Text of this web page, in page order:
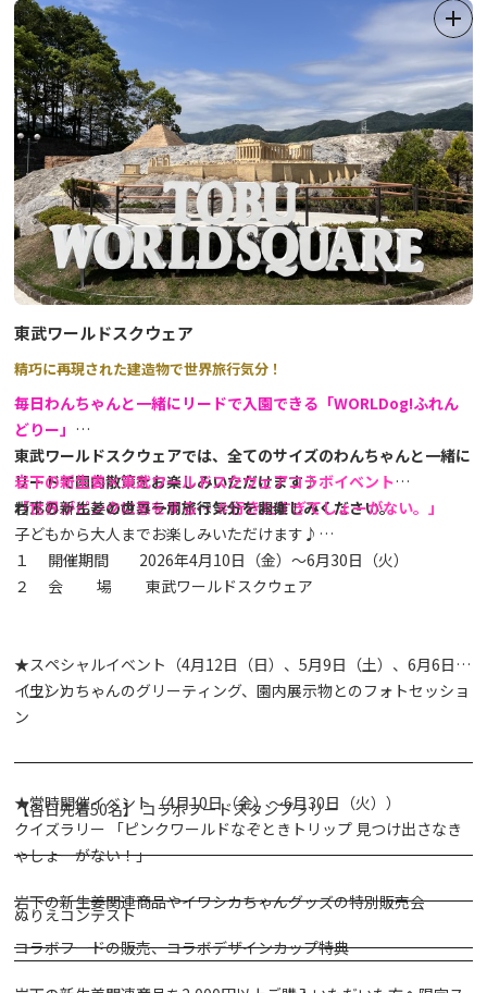
「勧善懲悪！ あっぱれ日光！SL大樹珍道中 ～EDO WONDER
TRAIN～」開催！
２０２６年２月２０日（金）～２３日（月・祝）の4日間→★
EDO WONDERLAND日光江戸村は、江戸時代の文化を肌で体感で
きるカルチュラルパークです。
広大な敷地には、街道、宿場、商家街、忍者の里、武家屋敷など実
物さながらの町並みが再現されています。
江戸人たちとのふれあいや体験イベントを通して、活きた江戸の息
吹に触れることができるほか、お客様ご自身もお着替えをして江戸
人になりきることもできます。
お芝居が見られる7つの劇場、歴史や文化を学ぶことができる展示
館、そして、ここでしか味わえないお食事など、まさに百花繚乱
の“EDO”があなたの旅の思い出を彩ります。
特に、忍びの神髄を全身で感じることのできる迫力の忍者ショー、
美しさに息を飲むだけでなく笑いもある花魁劇場、笑い転げるほど
のお芝居が楽しめる両国座など、是非、様々なお芝居やショーをご
覧ください。
1日、または最低でも半日の滞在をおススメします。
東武ワールドスクウェア
精巧に再現された建造物で世界旅行気分！
毎日わんちゃんと一緒にリードで入園できる「WORLDog!ふれん
どりー」
東武ワールドスクウェアでは、全てのサイズのわんちゃんと一緒に
リードで園内散策をお楽しみいただけます♪
わんちゃんとの世界一周旅行気分をお楽しみください。
岩下の新生姜×東武ワールドスクウェアコラボイベント
「世界がピンクに恋をする… ＃行きたすぎてしょーがない。」
岩下の新生姜とのコラボイベントを開催！
子どもから大人までお楽しみいただけます♪
１ 開催期間 2026年4月10日（金）～6月30日（火）
２ 会 場 東武ワールドスクウェア
★スペシャルイベント（4月12日（日）、5月9日（土）、6月6日
（土））
イワシカちゃんのグリーティング、園内展示物とのフォトセッショ
ン
【各日先着50名】 コラボフードスタンプラリー
岩下の新生姜関連商品やイワシカちゃんグッズの特別販売会
★常時開催イベント（4月10日（金）～6月30日（火））
クイズラリー 「ピンクワールドなぞときトリップ 見つけ出さなき
ゃしょーがない！」
コラボフードの販売、コラボデザインカップ特典
ぬりえコンテスト